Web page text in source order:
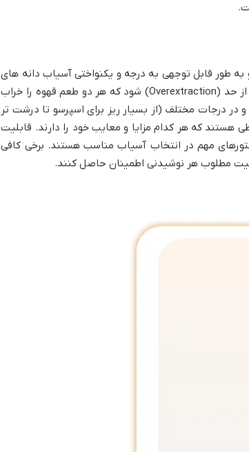
طور قابل توجهی به درجه و یکنواختی آسیاب دانه های
قهوه بستگی دارد. آسیاب نامناسب می تواند منجر به عصاره گیری ناقص (Underextraction) یا بیش از حد (Overextraction) شود که هر دو طعم قهوه را خراب
درجات مختلف (از بسیار ریز برای اسپرسو تا درشت تر
که هر کدام مزایا و معایب خود را دارند. قابلیت
مهم در انتخاب آسیاب مناسب هستند. برخی کافی
مطلوب هر نوشیدنی اطمینان حاصل کنند.